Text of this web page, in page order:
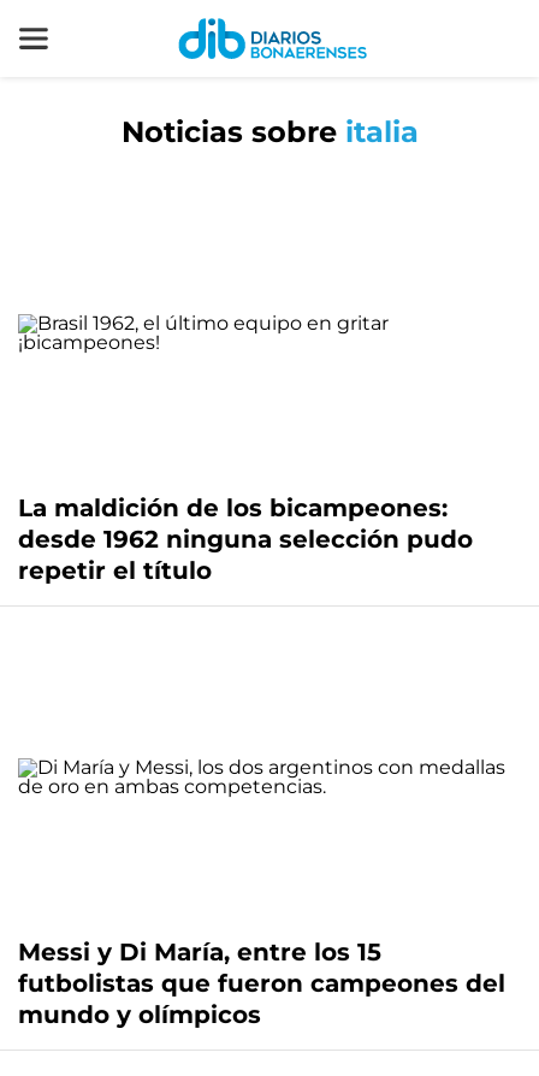
Noticias sobre italia
La maldición de los bicampeones:
desde 1962 ninguna selección pudo
repetir el título
Messi y Di María, entre los 15
futbolistas que fueron campeones del
mundo y olímpicos